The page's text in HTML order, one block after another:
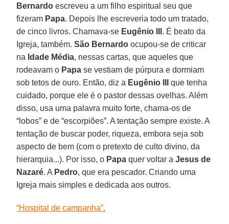
Bernardo escreveu a um filho espiritual seu que
fizeram Papa. Depois lhe escreveria todo um tratado,
de cinco livros. Chamava-se Eugênio III . É beato da
Igreja, também.São Bernardo ocupou-se de criticar
na Idade Média, nessas cartas, que aqueles que
rodeavam o Papa se vestiam de púrpura e dormiam
sob tetos de ouro. Então, diz a Eugênio III
que tenha
cuidado, porque ele é o pastor dessas ovelhas. Além
disso, usa uma palavra muito forte, chama-os de
“lobos” e de “escorpiões”. A tentação sempre existe. A
tentação de buscar poder, riqueza, embora seja sob
aspecto de bem (com o pretexto de culto divino, da
hierarquia...). Por isso, o Papa quer voltar aJesus de
Nazaré. A Pedro, que era pescador. Criando uma
Igreja mais simples e dedicada aos outros.
“Hospital de campanha”.